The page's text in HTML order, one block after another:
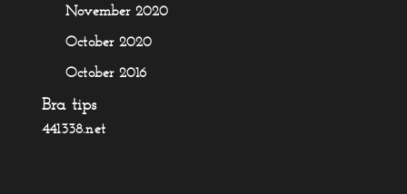
November 2020
October 2020
October 2016
Bra tips
441338.net